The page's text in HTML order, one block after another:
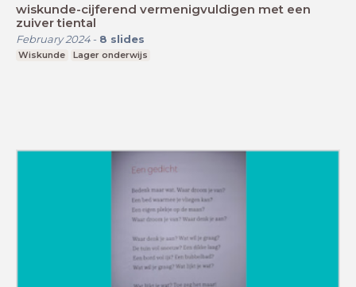
wiskunde-cijferend vermenigvuldigen met een
zuiver tiental
February 2024- 8 slides
Wiskunde Lager onderwijs